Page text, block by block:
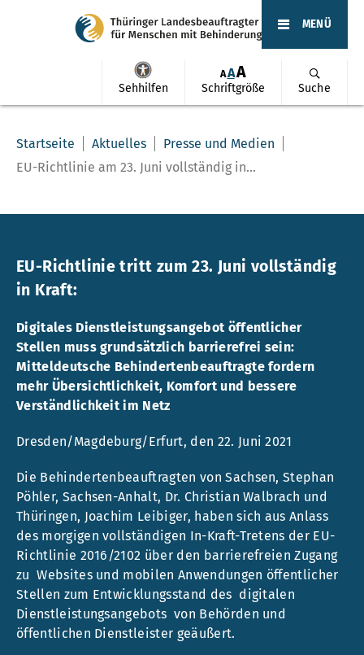
Sehhilfen
AAA
Schriftgröße Suche
MENÜ
Startseite Aktuelles
Presse und Medien
EU-Richtlinie am 23. Juni vollständig in...
EU-Richtlinie tritt zum 23. Juni vollständig
in Kraft:
Digitales Dienstleistungsangebot öffentlicher
Stellen muss grundsätzlich barrierefrei sein:
Mitteldeutsche Behindertenbeauftragte fordern
mehr Übersichtlichkeit, Komfort und bessere
Verständlichkeit im Netz
Dresden/Magdeburg/Erfurt, den 22. Juni 2021
Die Behindertenbeauftragten von Sachsen, Stephan
Pöhler, Sachsen-Anhalt, Dr. Christian Walbrach und
Thüringen, Joachim Leibiger, haben sich aus Anlass
des morgigen vollständigen In-Kraft-Tretens der EU-
Richtlinie 2016/2102 über den barrierefreien Zugang
zu Websites und mobilen Anwendungen öffentlicher
Stellen zum Entwicklungsstand des digitalen
Dienstleistungsangebots von Behörden und
öffentlichen Dienstleister geäußert.